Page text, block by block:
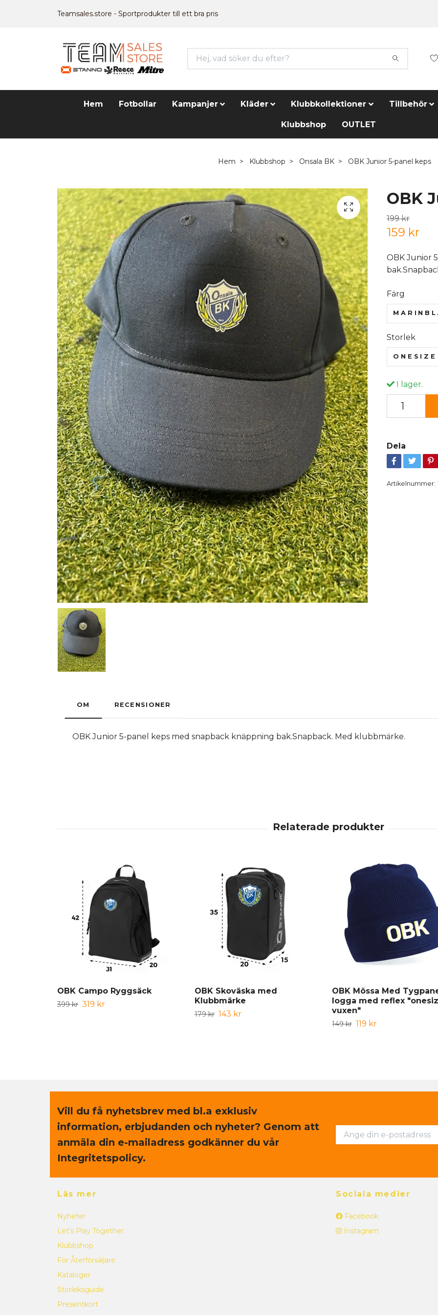
Teamsales.store - Sportprodukter till ett bra pris
Hem Fotbollar Kampanjer Kläder Klubbkollektioner Tillbehör
Klubbshop OUTLET
Hem Klubbshop Onsala BK OBK Junior 5-panel keps
OBK
199 kr
159 kr
OBK Junior
Färg
Storlek
ONESIZE
I lager.
Dela
Artikelnummer:
OM RECENSIONER
OBK Junior 5-panel keps med snapback knäppning bak.Snapback. Med klubbmärke.
OBK Campo Ryggsäck
399 kr 319 kr
OBK Skoväska med
Klubbmärke
179 kr 143 kr
OBK Mössa Med
logga med reflex
vuxen"
149 kr 119 kr
Vill du få nyhetsbrev med bl.a exklusiv
information, erbjudanden och nyheter? Genom att
anmäla din e-mailadress godkänner du vår
Integritetspolicy.
Läs mer
Nyheter
Let's Play Together
Klubbshop
För Återförsäljare
Kataloger
Storleksguide
Presentkort
Sociala medier
Facebook
Instagram